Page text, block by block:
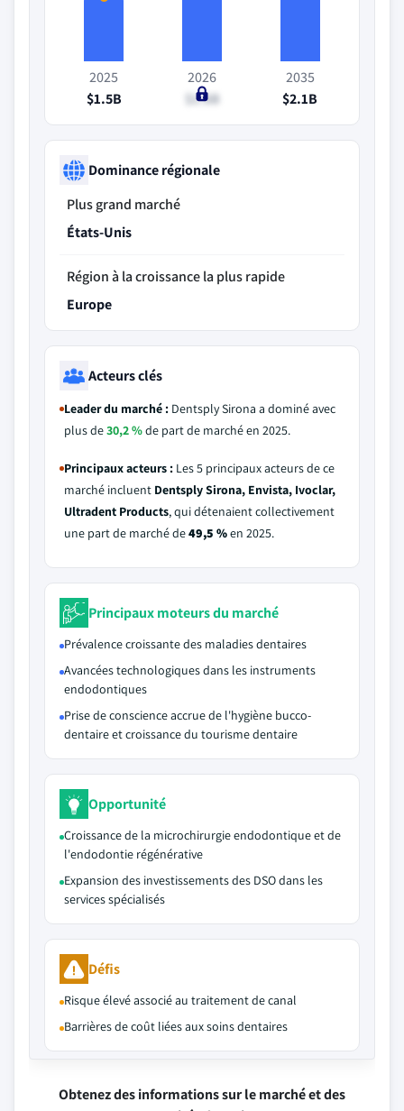
2025
$1.5B
2026
$1.6B
2035
$2.1B
Dominance régionale
Plus grand marché
États-Unis
Région à la croissance la plus rapide
Europe
Acteurs clés
Leader du marché : Dentsply Sirona a dominé avec
plus de30,2 %de part de marché en 2025.
Principaux acteurs : Les 5 principaux acteurs de ce
marché incluent Dentsply Sirona, Envista, Ivoclar,
Ultradent Products, qui détenaient collectivement
une part de marché de49,5 %en 2025.
Principaux moteurs du marché
Prévalence croissante des maladies dentaires
Avancées technologiques dans les instruments
endodontiques
Prise de conscience accrue de l'hygiène bucco-
dentaire et croissance du tourisme dentaire
Opportunité
Croissance de la microchirurgie endodontique et de
l'endodontie régénérative
Expansion des investissements des DSO dans les
services spécialisés
Défis
Risque élevé associé au traitement de canal
Barrières de coût liées aux soins dentaires
Obtenez des informations sur le marché et des